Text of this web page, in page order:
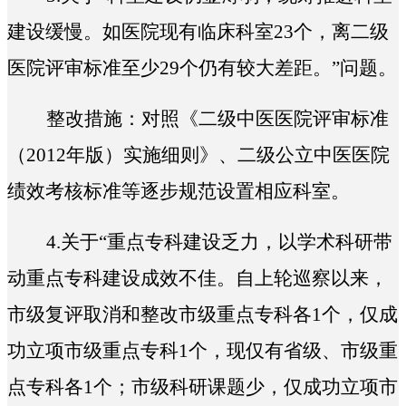
建设缓慢。如医院现有临床科室23个，离二级
医院评审标准至少29个仍有较大差距。 ”问题。
整改措施： 对照《二级中医医院评审标准
（2012年版）实施细则》、二级公立中医医院
绩效考核标准等逐步规范设置相应科室。
4.关于“重点专科建设乏力，以学术科研带
动重点专科建设成效不佳。自上轮巡察以来，
市级复评取消和整改市级重点专科各1个，仅成
功立项市级重点专科1个，现仅有省级、市级重
点专科各1个；市级科研课题少，仅成功立项市